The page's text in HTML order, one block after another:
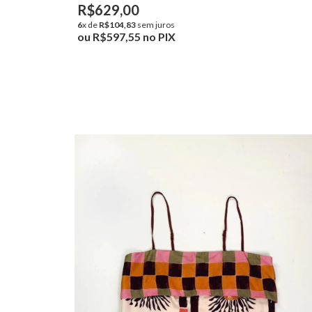
R$629,00
6x de R$104,83 sem juros
ou R$597,55 no PIX